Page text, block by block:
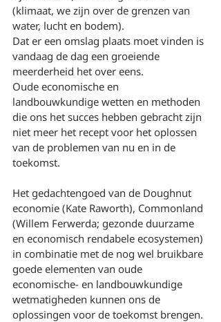
(klimaat, we zijn over de grenzen van
water, lucht en bodem).
Dat er een omslag plaats moet vinden is
vandaag de dag een groeiende
meerderheid het over eens.
Oude economische en
landbouwkundige wetten en methoden
die ons het succes hebben gebracht zijn
niet meer het recept voor het oplossen
van de problemen van nu en in de
toekomst.
Het gedachtengoed van de Doughnut
economie (Kate Raworth), Commonland
(Willem Ferwerda; gezonde duurzame
en economisch rendabele ecosystemen)
in combinatie met de nog wel bruikbare
goede elementen van oude
economische- en landbouwkundige
wetmatigheden kunnen ons de
oplossingen voor de toekomst brengen.